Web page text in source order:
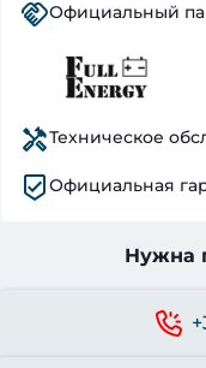
Официальный
Техническое
Официальная
Нужна